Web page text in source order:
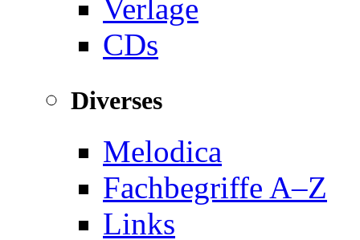
Verlage
CDs
Diverses
Melodica
Fachbegriffe A–Z
Links